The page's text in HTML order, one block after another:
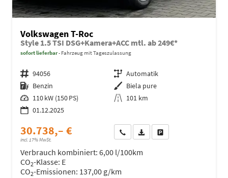
Volkswagen T-Roc
Style 1.5 TSI DSG+Kamera+ACC mtl. ab 249€*
sofort lieferbar Fahrzeug mit Tageszulassung
Fahrzeugnr. 94056 Getriebe Automatik
Kraftstoff Benzin Außenfarbe Biela pure
Leistung 110 kW (150 PS) Kilometerstand 101 km
01.12.2025
30.738,– €
incl. 17% MwSt.
Wir rufen Sie anFahrzeugexposé (PDF)
Verbrauch kombiniert: 6,00 l/100km
CO2-Klasse: E
CO2-Emissionen: 137,00 g/km